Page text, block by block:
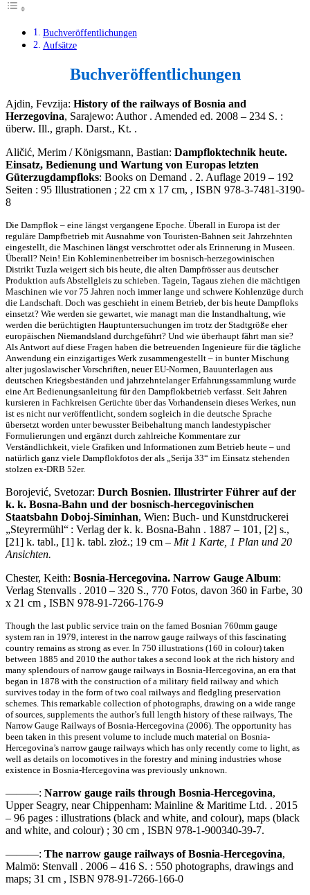
Buchveröffentlichungen
Aufsätze
Buchveröffentlichungen
Ajdin, Fevzija: History of the railways of Bosnia and
Herzegovina, Sarajewo: Author . Amended ed. 2008 – 234 S. :
überw. Ill., graph. Darst., Kt. .
Aličić, Merim / Königsmann, Bastian: Dampfloktechnik heute.
Einsatz, Bedienung und Wartung von Europas letzten
Güterzugdampfloks: Books on Demand . 2. Auflage 2019 – 192
Seiten : 95 Illustrationen ; 22 cm x 17 cm, , ISBN 978-3-7481-3190-
8
Die Dampflok – eine längst vergangene Epoche. Überall in Europa ist der
reguläre Dampfbetrieb mit Ausnahme von Touristen-Bahnen seit Jahrzehnten
eingestellt, die Maschinen längst verschrottet oder als Erinnerung in Museen.
Überall? Nein! Ein Kohleminenbetreiber im bosnisch-herzegowinischen
Distrikt Tuzla weigert sich bis heute, die alten Dampfrösser aus deutscher
Produktion aufs Abstellgleis zu schieben. Tagein, Tagaus ziehen die mächtigen
Maschinen wie vor 75 Jahren noch immer lange und schwere Kohlenzüge durch
die Landschaft. Doch was geschieht in einem Betrieb, der bis heute Dampfloks
einsetzt? Wie werden sie gewartet, wie managt man die Instandhaltung, wie
werden die berüchtigten Hauptuntersuchungen im trotz der Stadtgröße eher
europäischen Niemandsland durchgeführt? Und wie überhaupt fährt man sie?
Als Antwort auf diese Fragen haben die betreuenden Ingenieure für die tägliche
Anwendung ein einzigartiges Werk zusammengestellt – in bunter Mischung
alter jugoslawischer Vorschriften, neuer EU-Normen, Bauunterlagen aus
deutschen Kriegsbeständen und jahrzehntelanger Erfahrungssammlung wurde
eine Art Bedienungsanleitung für den Dampflokbetrieb verfasst. Seit Jahren
kursieren in Fachkreisen Gerüchte über das Vorhandensein dieses Werkes, nun
ist es nicht nur veröffentlicht, sondern sogleich in die deutsche Sprache
übersetzt worden unter bewusster Beibehaltung manch landestypischer
Formulierungen und ergänzt durch zahlreiche Kommentare zur
Verständlichkeit, viele Grafiken und Informationen zum Betrieb heute – und
natürlich ganz viele Dampflokfotos der als „Serija 33“ im Einsatz stehenden
stolzen ex-DRB 52er.
Borojević, Svetozar: Durch Bosnien. Illustrirter Führer auf der
k. k. Bosna-Bahn und der bosnisch-hercegovinischen
Staatsbahn Doboj-Siminhan, Wien: Buch- und Kunstdruckerei
„Steyrermühl“ : Verlag der k. k. Bosna-Bahn . 1887 – 101, [2] s.,
[21] k. tabl., [1] k. tabl. złoż.; 19 cm – Mit 1 Karte, 1 Plan und 20
Ansichten.
Chester, Keith: Bosnia-Hercegovina. Narrow Gauge Album:
Verlag Stenvalls . 2010 – 320 S., 770 Fotos, davon 360 in Farbe, 30
x 21 cm , ISBN 978-91-7266-176-9
Though the last public service train on the famed Bosnian 760mm gauge
system ran in 1979, interest in the narrow gauge railways of this fascinating
country remains as strong as ever. In 750 illustrations (160 in colour) taken
between 1885 and 2010 the author takes a second look at the rich history and
many splendours of narrow gauge railways in Bosnia-Hercegovina, an era that
began in 1878 with the construction of a military field railway and which
survives today in the form of two coal railways and fledgling preservation
schemes. This remarkable collection of photographs, drawing on a wide range
of sources, supplements the author’s full length history of these railways, The
Narrow Gauge Railways of Bosnia-Hercegovina (2006). The opportunity has
been taken in this present volume to include much material on Bosnia-
Hercegovina’s narrow gauge railways which has only recently come to light, as
well as details on locomotives in the forestry and mining industries whose
existence in Bosnia-Hercegovina was previously unknown.
———: Narrow gauge rails through Bosnia-Hercegovina,
Upper Seagry, near Chippenham: Mainline & Maritime Ltd. . 2015
– 96 pages : illustrations (black and white, and colour), maps (black
and white, and colour) ; 30 cm , ISBN 978-1-900340-39-7.
———: The narrow gauge railways of Bosnia-Hercegovina,
Malmö: Stenvall . 2006 – 416 S. : 550 photographs, drawings and
maps; 31 cm , ISBN 978-91-7266-166-0